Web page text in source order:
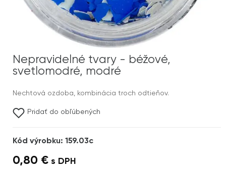
Nepravidelné tvary - béžové,
svetlomodré, modré
Nechtová ozdoba, kombinácia troch odtieňov.
Pridať do obľúbených
Kód výrobku: 159.03c
0,80 € s DPH